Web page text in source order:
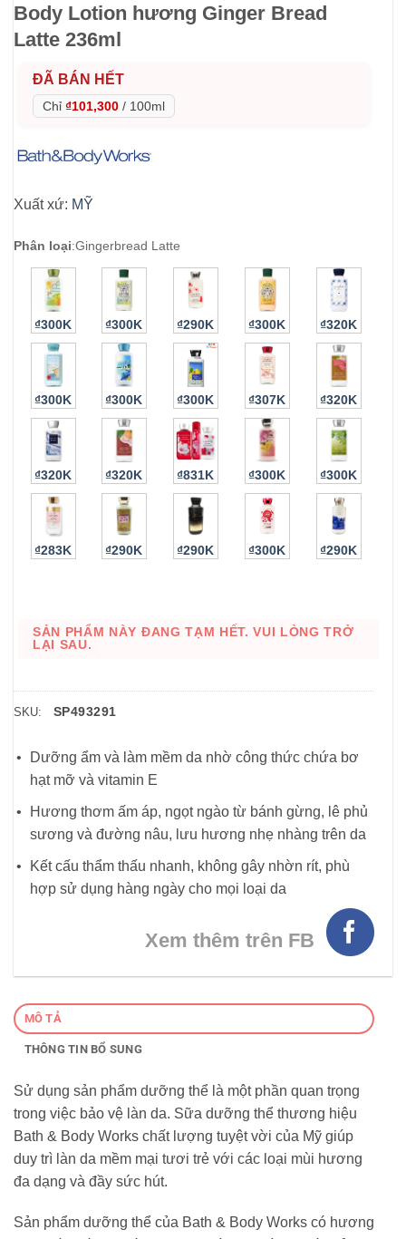
Body Lotion hương Ginger Bread
Latte 236ml
ĐÃ BÁN HẾT
Chỉ ₫101,300 / 100ml
Xuất xứ: MỸ
Phân loại:Gingerbread Latte
₫300K ₫300K ₫290K ₫300K ₫320K
₫300K ₫300K ₫300K ₫307K ₫320K
₫320K ₫320K ₫831K ₫300K ₫300K
₫283K ₫290K ₫290K ₫300K ₫290K
SẢN PHẨM NÀY ĐANG TẠM HẾT. VUI LÒNG TRỞ
LẠI SAU.
SKU: SP493291
Dưỡng ẩm và làm mềm da nhờ công thức chứa bơ
hạt mỡ và vitamin E
Hương thơm ấm áp, ngọt ngào từ bánh gừng, lê phủ
sương và đường nâu, lưu hương nhẹ nhàng trên da
Kết cấu thẩm thấu nhanh, không gây nhờn rít, phù
hợp sử dụng hàng ngày cho mọi loại da
Xem thêm trên FB
MÔ TẢ
THÔNG TIN BỔ SUNG
Sử dụng sản phẩm dưỡng thể là một phần quan trọng
trong việc bảo vệ làn da. Sữa dưỡng thể thương hiệu
Bath & Body Works chất lượng tuyệt vời của Mỹ giúp
duy trì làn da mềm mại tươi trẻ với các loại mùi hương
đa dạng và đầy sức hút.
Sản phẩm dưỡng thể của Bath & Body Works có hương